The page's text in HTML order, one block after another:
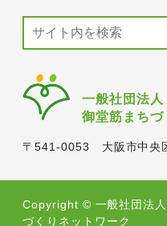
一般社団法人
御堂筋まちづ
〒541-0053 大阪市中央
Copyright © 一般社団法
づくりネットワーク